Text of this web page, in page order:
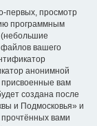
первых, просмотр
программным
(небольшие
вашего
анонимной
присвоенные вам
создана после
и Подмосковья» и
вами